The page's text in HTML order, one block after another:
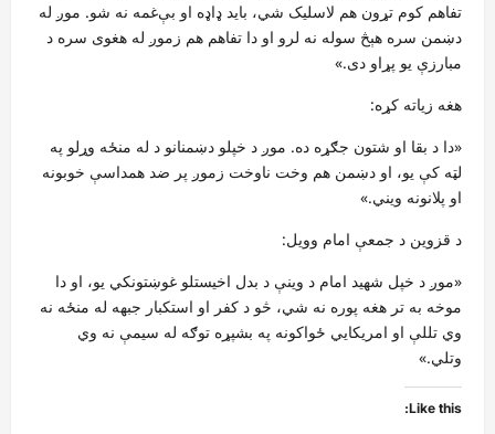
تفاهم کوم تړون هم لاسليک شي، بايد ډاډه او بې‌غمه نه شو. موږ له
دښمن سره هېڅ سوله نه لرو او دا تفاهم هم زموږ له هغوی سره د
مبارزې يو پړاو دی.»
هغه زياته کړه:
«دا د بقا او شتون جګړه ده. موږ د خپلو دښمنانو د له منځه وړلو په
لټه کې يو، او دښمن هم وخت ناوخت زموږ پر ضد همداسې خوبونه
او پلانونه ويني.»
د قزوين د جمعې امام وويل:
«موږ د خپل شهيد امام د وينې د بدل اخيستلو غوښتونکي يو، او دا
موخه به تر هغه پوره نه شي، څو د کفر او استکبار جبهه له منځه نه
وي تللې او امريکايي ځواکونه په بشپړه توګه له سيمې نه وي
وتلي.»
Like this: